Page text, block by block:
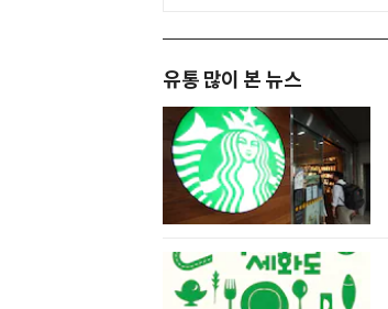
유통 많이 본 뉴스